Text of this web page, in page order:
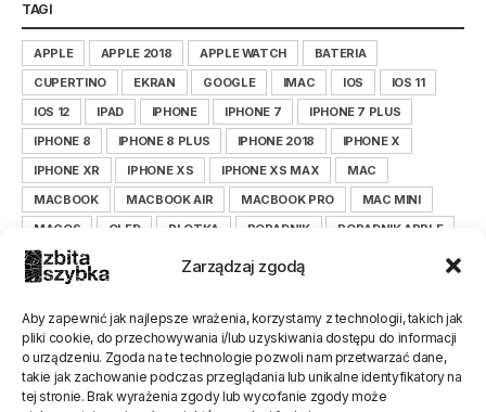
Zarządzaj zgodą
Aby zapewnić jak najlepsze wrażenia, korzystamy z technologii, takich jak
pliki cookie, do przechowywania i/lub uzyskiwania dostępu do informacji
o urządzeniu. Zgoda na te technologie pozwoli nam przetwarzać dane,
takie jak zachowanie podczas przeglądania lub unikalne identyfikatory na
tej stronie. Brak wyrażenia zgody lub wycofanie zgody może
TAGI
APPLE APPLE 2018 APPLE WATCH
BATERIA
CUPERTINO
EKRAN GOOGLE IMAC IOS
IOS 11
IOS 12
IPAD IPHONE IPHONE 7
IPHONE 7 PLUS
IPHONE 8
IPHONE 8 PLUS IPHONE 2018
IPHONE X
IPHONE XR
IPHONE XS IPHONE XS MAX
MAC
MACBOOK
MACBOOK AIR MACBOOK PRO
MAC MINI
MACOS
OLED PLOTKA PORADNIK
PORADNIK APPLE
PORADNIK IOS
PORADNIK IPHONE
PORADNIK ZBITASZYBKA.PL
SMARTFON
TIM COOK WYŚWIETLACZ
XIAOMI
XIAOMILEPSZE
XIAOMI POLSKA
ZBITASZYBKA
ZBITASZYBKA.PL